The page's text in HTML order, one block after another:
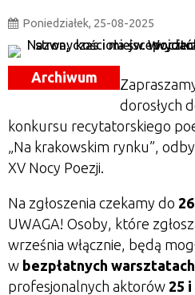
Poniedziałek, 25-08-2025
Archiwum
dorosłych
konkursu recytatorskiego
„Na krakowskim rynku”,
XV Nocy Poezji.
Na zgłoszenia czekamy do
UWAGA! Osoby, które
września włącznie, będą
w bezpłatnych warsztatach
profesjonalnych aktorów 25 i